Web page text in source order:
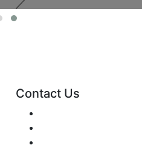
Contact Us